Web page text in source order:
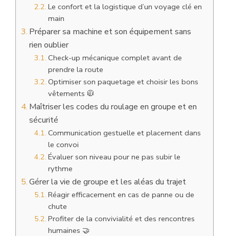
Le confort et la logistique d’un voyage clé en
main
Préparer sa machine et son équipement sans
rien oublier
Check-up mécanique complet avant de
prendre la route
Optimiser son paquetage et choisir les bons
vêtements 🧥
Maîtriser les codes du roulage en groupe et en
sécurité
Communication gestuelle et placement dans
le convoi
Évaluer son niveau pour ne pas subir le
rythme
Gérer la vie de groupe et les aléas du trajet
Réagir efficacement en cas de panne ou de
chute
Profiter de la convivialité et des rencontres
humaines 🤝